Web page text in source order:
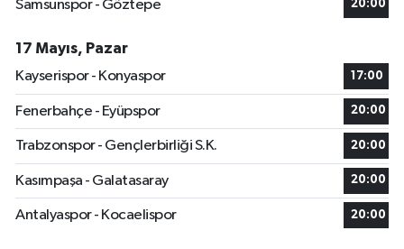
Samsunspor - Göztepe 20:00
17 Mayıs, Pazar
Kayserispor - Konyaspor
17:00
Fenerbahçe - Eyüpspor 20:00
Trabzonspor - Gençlerbirliği S.K. 20:00
Kasımpaşa - Galatasaray 20:00
Antalyaspor - Kocaelispor 20:00